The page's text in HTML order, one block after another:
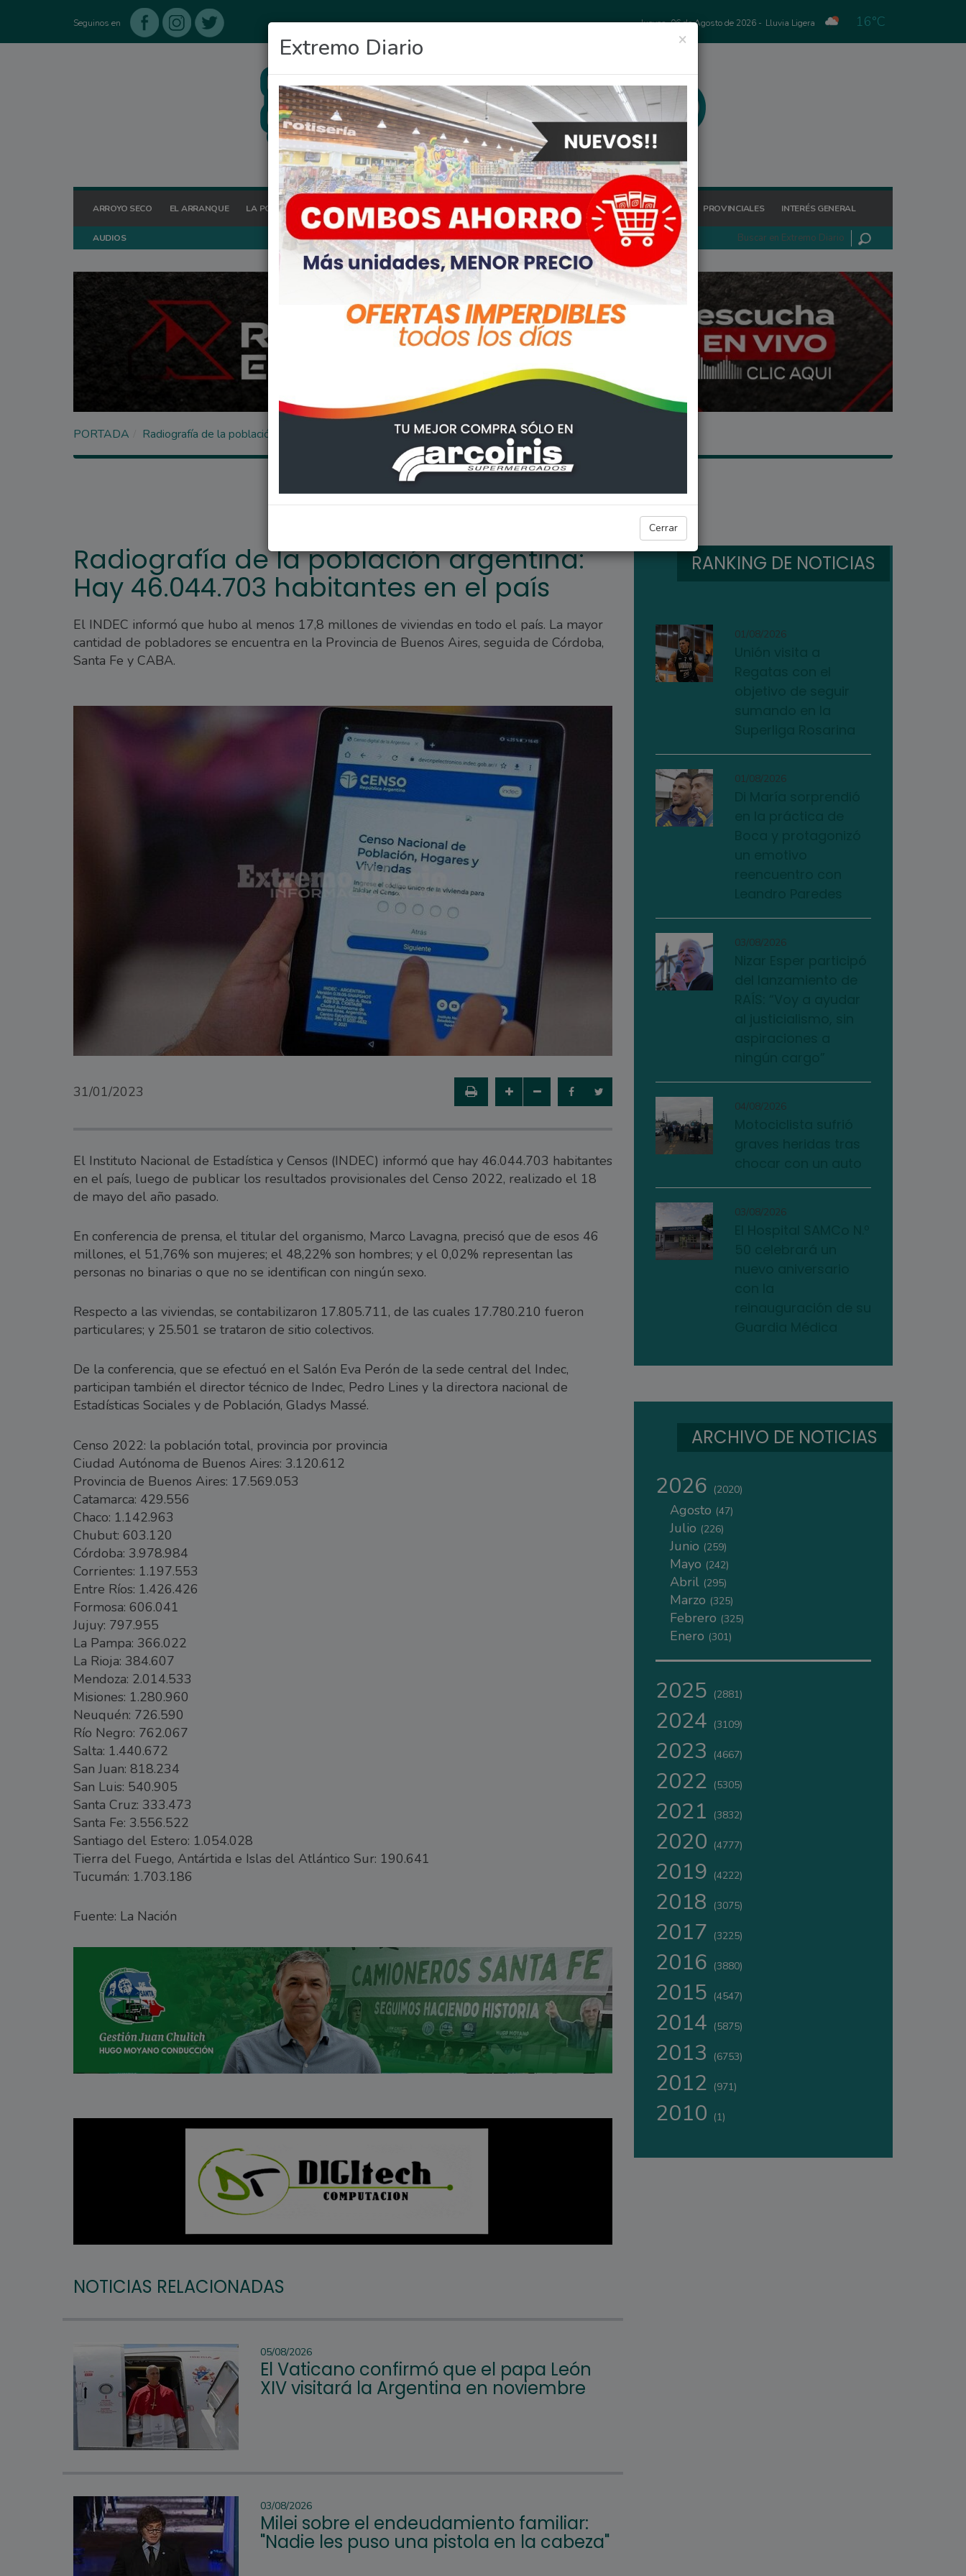
Seguinos en Jueves, 06 de Agosto de 2026 - Lluvia Ligera 16°C
ARROYO SECO EL ARRANQUE LA POSTA HOY OCIO DEPORTES FIGHIERA GENERAL LAGOS POLICIALES REGIONALES PROVINCIALES INTERÉS GENERAL
AUDIOS
×
Extremo Diario
Cerrar
PORTADA Radiografía de la población argentina: Hay 46.044.703 habitantes en el país
INTERÉS GENERAL
Radiografía de la población argentina:
Hay 46.044.703 habitantes en el país
El INDEC informó que hubo al menos 17,8 millones de viviendas en todo el país. La mayor
cantidad de pobladores se encuentra en la Provincia de Buenos Aires, seguida de Córdoba,
Santa Fe y CABA.
31/01/2023
El Instituto Nacional de Estadística y Censos (INDEC) informó que hay 46.044.703 habitantes
en el país, luego de publicar los resultados provisionales del Censo 2022, realizado el 18
de mayo del año pasado.
En conferencia de prensa, el titular del organismo, Marco Lavagna, precisó que de esos 46
millones, el 51,76% son mujeres; el 48,22% son hombres; y el 0,02% representan las
personas no binarias o que no se identifican con ningún sexo.
Respecto a las viviendas, se contabilizaron 17.805.711, de las cuales 17.780.210 fueron
particulares; y 25.501 se trataron de sitio colectivos.
De la conferencia, que se efectuó en el Salón Eva Perón de la sede central del Indec,
participan también el director técnico de Indec, Pedro Lines y la directora nacional de
Estadísticas Sociales y de Población, Gladys Massé.
Censo 2022: la población total, provincia por provincia
Ciudad Autónoma de Buenos Aires: 3.120.612
Provincia de Buenos Aires: 17.569.053
Catamarca: 429.556
Chaco: 1.142.963
Chubut: 603.120
Córdoba: 3.978.984
Corrientes: 1.197.553
Entre Ríos: 1.426.426
Formosa: 606.041
Jujuy: 797.955
La Pampa: 366.022
La Rioja: 384.607
Mendoza: 2.014.533
Misiones: 1.280.960
Neuquén: 726.590
Río Negro: 762.067
Salta: 1.440.672
San Juan: 818.234
San Luis: 540.905
Santa Cruz: 333.473
Santa Fe: 3.556.522
Santiago del Estero: 1.054.028
Tierra del Fuego, Antártida e Islas del Atlántico Sur: 190.641
Tucumán: 1.703.186
Fuente: La Nación
NOTICIAS RELACIONADAS
05/08/2026
El Vaticano confirmó que el papa León
XIV visitará la Argentina en noviembre
03/08/2026
Milei sobre el endeudamiento familiar:
"Nadie les puso una pistola en la cabeza"
RANKING DE NOTICIAS
01/08/2026
01/08/2026
03/08/2026
04/08/2026
03/08/2026
ARCHIVO DE NOTICIAS
2026 (2020)
Agosto (47)
Julio (226)
Junio (259)
Mayo (242)
Abril (295)
Marzo (325)
Febrero (325)
Enero (301)
2025 (2881)
2024 (3109)
2023 (4667)
2022 (5305)
2021 (3832)
2020 (4777)
2019 (4222)
2018 (3075)
2017 (3225)
2016 (3880)
2015 (4547)
2014 (5875)
2013 (6753)
2012 (971)
2010 (1)